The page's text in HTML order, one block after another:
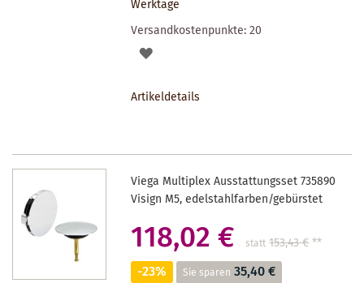
Werktage
Versandkostenpunkte:20
AUF
Artikeldetails
Viega Multiplex Ausstattungsset 735890
Visign M5, edelstahlfarben/gebürstet
118,02 € statt 153,43 €**
-23% Sie sparen 35,40 €